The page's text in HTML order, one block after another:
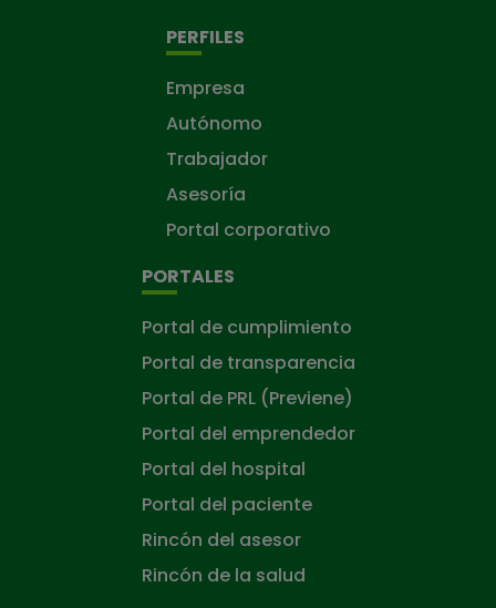
PERFILES
Empresa
Autónomo
Trabajador
Asesoría
Portal corporativo
PORTALES
Portal de cumplimiento
Portal de transparencia
Portal de PRL (Previene)
Portal del emprendedor
Portal del hospital
Portal del paciente
Rincón del asesor
Rincón de la salud